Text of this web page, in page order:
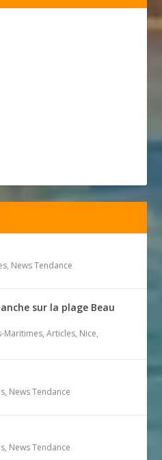
, News Tendance
sur la plage Beau
Maritimes,Articles, Nice,
, News Tendance
, News Tendance